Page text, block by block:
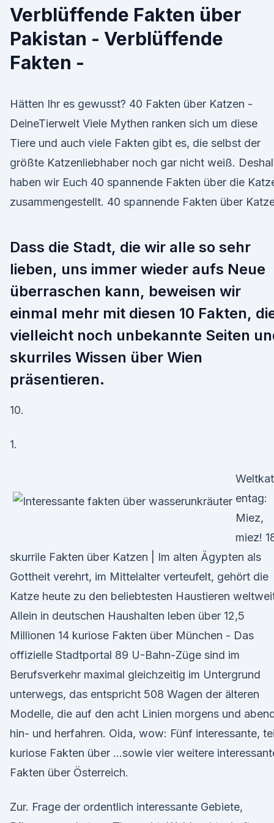
Verblüffende Fakten über
Pakistan - Verblüffende
Fakten -
Hätten Ihr es gewusst? 40 Fakten über Katzen -
DeineTierwelt Viele Mythen ranken sich um diese
Tiere und auch viele Fakten gibt es, die selbst der
größte Katzenliebhaber noch gar nicht weiß.
haben wir Euch 40 spannende Fakten über die
zusammengestellt. 40 spannende Fakten über
Dass die Stadt, die wir alle so sehr
lieben, uns immer wieder aufs Neue
überraschen kann, beweisen wir
einmal mehr mit diesen 10 Fakten,
vielleicht noch unbekannte Seiten
skurriles Wissen über Wien
präsentieren.
10.
1.
entag:
Miez,
miez!
skurrile Fakten über Katzen | Im alten Ägypten als
Gottheit verehrt, im Mittelalter verteufelt, gehört die
Katze heute zu den beliebtesten Haustieren
Allein in deutschen Haushalten leben über 12,5
Millionen 14 kuriose Fakten über München - Das
offizielle Stadtportal 89 U-Bahn-Züge sind im
Berufsverkehr maximal gleichzeitig im Untergrund
unterwegs, das entspricht 508 Wagen der älteren
Modelle, die auf den acht Linien morgens und
hin- und herfahren. Oida, wow: Fünf interessante,
kuriose Fakten über …sowie vier weitere
Fakten über Österreich.
Zur. Frage der ordentlich interessante Gebiete,